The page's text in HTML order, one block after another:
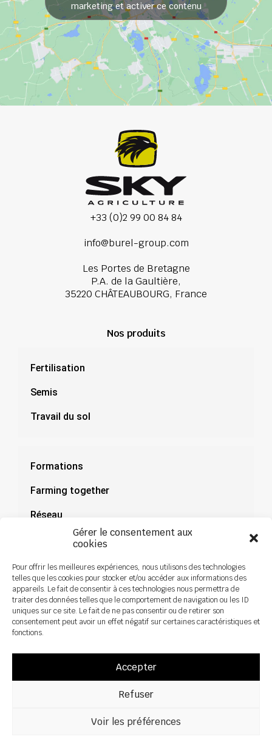
Gérer le consentement aux
cookies
Pour offrir les meilleures expériences, nous utilisons des technologies
telles que les cookies pour stocker et/ou accéder aux informations des
appareils. Le fait de consentir à ces technologies nous permettra de
traiter des données telles que le comportement de navigation ou les ID
uniques sur ce site. Le fait de ne pas consentir ou de retirer son
consentement peut avoir un effet négatif sur certaines caractéristiques et
fonctions.
Accepter
Refuser
Voir les préférences
marketing et activer ce contenu
+33 (0)2 99 00 84 84
info@burel-group.com
Les Portes de Bretagne
P.A. de la Gaultière,
35220 CHÂTEAUBOURG, France
Nos produits
Fertilisation
Semis
Travail du sol
Formations
Farming together
Réseau
Documentation
Actualités